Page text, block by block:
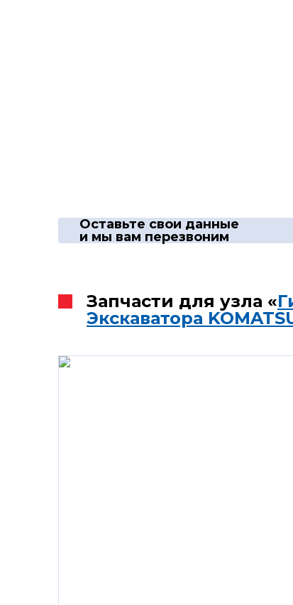
Оставьте свои данные
и мы вам перезвоним
Запчасти для узла «
Экскаватора